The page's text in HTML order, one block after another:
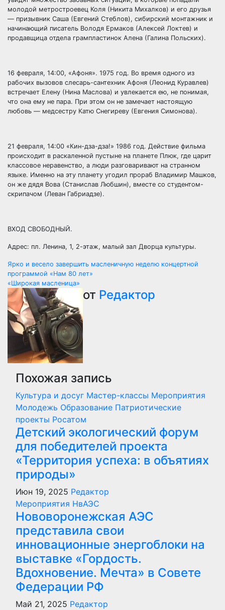
молодой метростроевец Коля (Никита Михалков) и его друзья
— призывник Саша (Евгений Стеблов), сибирский монтажник и
начинающий писатель Володя Ермаков (Алексей Локтев) и
продавщица отдела грампластинок Алена (Галина Польских).
16 февраля, 14:00, «Афоня». 1975 год. Во время одного из
рабочих вызовов слесарь-сантехник Афоня (Леонид Куравлев)
встречает Елену (Нина Маслова) и увлекается ею, не понимая,
что она ему не пара. При этом он не замечает настоящую
любовь — медсестру Катю Снегиреву (Евгения Симонова).
21 февраля, 14:00 «Кин-дза-дза!» 1986 год. Действие фильма
происходит в раскаленной пустыне на планете Плюк, где царит
классовое неравенство, а люди разговаривают на странном
языке. Именно на эту планету угодил прораб Владимир Машков,
он же дядя Вова (Станислав Любшин), вместе со студентом-
скрипачом (Леван Габриадзе).
ВХОД СВОБОДНЫЙ.
Адрес: пл. Ленина, 1, 2-этаж, малый зал Дворца культуры.
Навигация
по
записям
Ярко и весело завершить масленичную неделю концертной
программой «Нам 80 лет»
«Широкая масленица»
от Редактор
Похожая запись
Культура и досуг Мастер-классы Мероприятия
Молодежь Образование Патриотические
проекты Росатом
Детский экологический форум
для победителей проекта
«Территория успеха: в объятиях
природы»
Июн 19, 2025 Редактор
Мероприятия НвАЭС
Нововоронежская АЭС
представила свои
инновационные энергоблоки на
выставке «Гордость.
Вдохновение. Мечта» в Совете
Федерации РФ
Май 21, 2025 Редактор